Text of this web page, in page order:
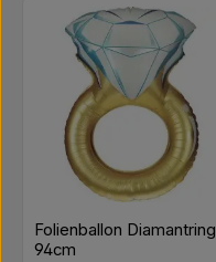
Folienballon Diamantring
94cm